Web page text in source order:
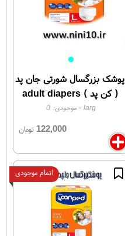
پوشک بزرگسال شورتی جان پد
( کن پد ) adult diapers
canpedlarg- موجودی: 0
122,000 تومان
اتمام موجودی